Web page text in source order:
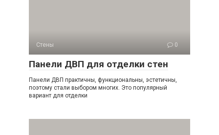
Стены 0
Панели ДВП для отделки стен
Панели ДВП практичны, функциональны, эстетичны,
поэтому стали выбором многих. Это популярный
вариант для отделки